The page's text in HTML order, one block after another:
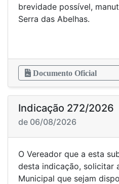
brevidade possível,
Serra das Abelhas.
Documento Oficial
Indicação 272/2026
de 06/08/2026
O Vereador que a esta
desta indicação, solicitar
Municipal que sejam